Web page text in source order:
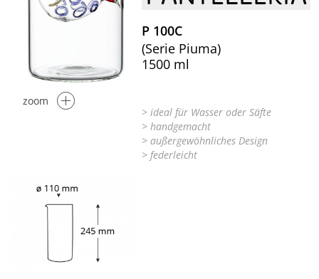
zoom
P 100C
(Serie Piuma)
1500 ml
> ideal für Wasser oder Säfte
> handgemacht
> außergewöhnliches Design
> federleicht